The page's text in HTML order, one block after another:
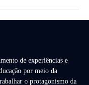
de experiências e
por meio da
o protagonismo da